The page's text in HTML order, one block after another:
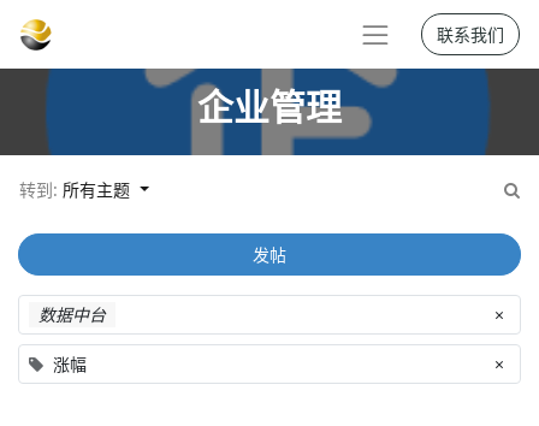
联系我们
企业管理
转到: 所有主题
数据中台 ×
涨幅 ×
发帖